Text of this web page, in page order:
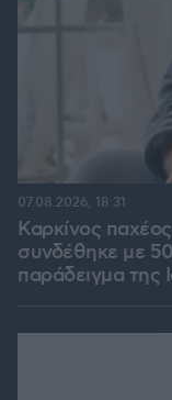
Καρκίνος
συνδέθηκε με
παράδειγμα της
07.08.2026, 18:31